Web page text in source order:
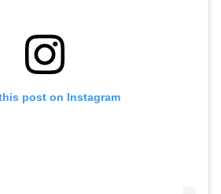
post on Instagram